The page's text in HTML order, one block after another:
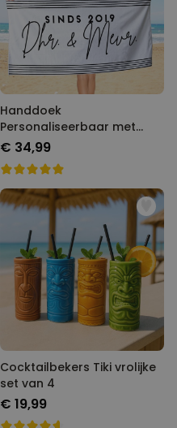
Handdoek
Personaliseerbaar met
Verschillende
Achtergronden
€ 34,99
Cocktailbekers Tiki vrolijke
set van 4
€ 19,99